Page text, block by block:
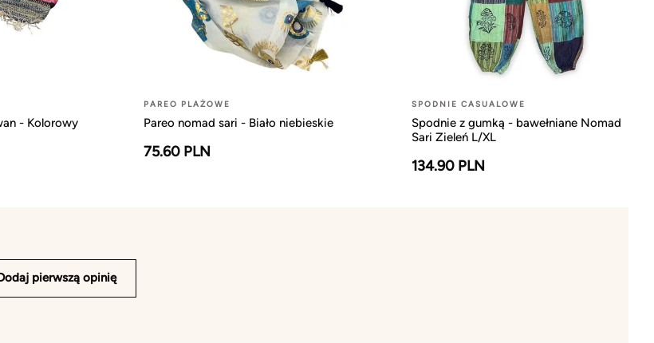
- Kolorowy
PAREO PLAŻOWE
Pareo nomad sari - Biało niebieskie
75.60 PLN
SPODNIE CASUALOWE
Spodnie z gumką - bawełniane Nomad
Sari Zieleń L/XL
134.90 PLN
Dodaj pierwszą opinię